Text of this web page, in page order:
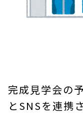
完成見学会の
とSNSを連携